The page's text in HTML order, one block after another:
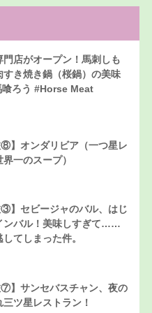
門店がオープン！馬刺しも
き焼き鍋（桜鍋）の美味
喰ろう #Horse Meat
⑧】オンダリビア（一つ星レ
一のスープ）
③】セビージャのバル、はじ
ンバル！美味しすぎて……
てしまった件。
⑦】サンセバスチャン、夜の
ツ星レストラン！